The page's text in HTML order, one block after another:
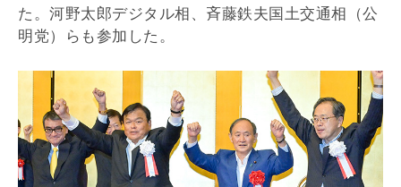
た。河野太郎デジタル相、斉藤鉄夫国土交通相（公
明党）らも参加した。